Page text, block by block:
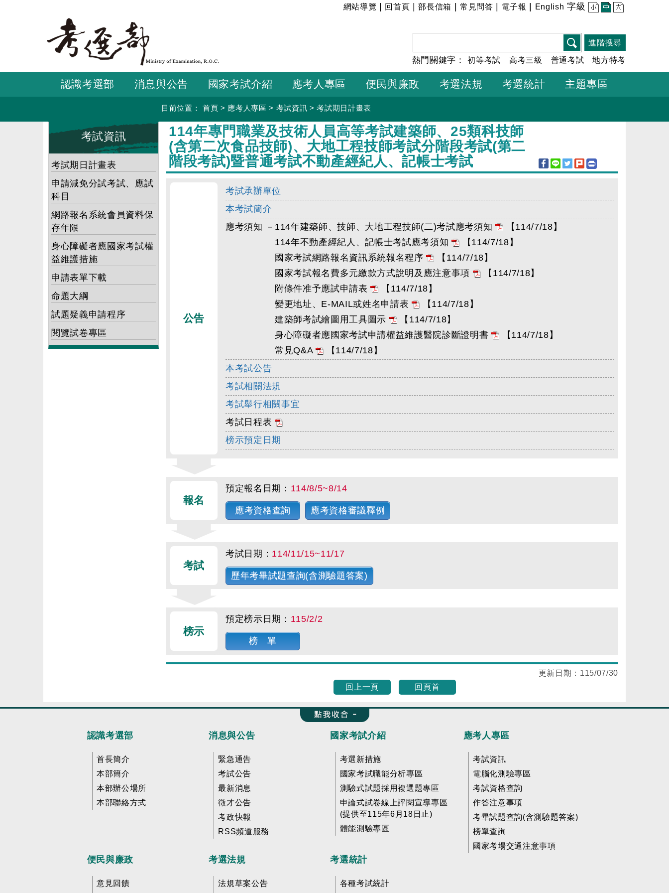
要
容
:::
網站導覽 回首頁 |部長信箱 常見問答 電子報 English 字級 小 中 大
進階搜尋
熱門關鍵字：初等考試 高考三級 普通考試 地方特考
認識考選部 消息與公告 國家考試介紹 應考人專區 便民與廉政 考選法規 考選統計 主題專區
目前位置： 首頁 > 應考人專區 > 考試資訊 >考試期日計畫表
考試資訊
考試期日計畫表
申請減免分試考試、應試
科目
網路報名系統會員資料保
存年限
身心障礙者應國家考試權
益維護措施
申請表單下載
命題大綱
試題疑義申請程序
閱覽試卷專區
:::
114年專門職業及技術人員高等考試建築師、25類科技師
(含第二次食品技師)、大地工程技師考試分階段考試(第二
階段考試)暨普通考試不動產經紀人、記帳士考試
公告
考試承辦單位
本考試簡介
應考須知 － 114年建築師、技師、大地工程技師(二)考試應考須知
【114/7/18】
114年不動產經紀人、記帳士考試應考須知
【114/7/18】
國家考試網路報名資訊系統報名程序
【114/7/18】
國家考試報名費多元繳款方式說明及應注意事項
【114/7/18】
附條件准予應試申請表
【114/7/18】
變更地址、E-MAIL或姓名申請表
【114/7/18】
建築師考試繪圖用工具圖示
【114/7/18】
身心障礙者應國家考試申請權益維護醫院診斷證明書
【114/7/18】
常見Q&A
【114/7/18】
本考試公告
考試相關法規
考試舉行相關事宜
考試日程表
榜示預定日期
報名
預定報名日期： 114/8/5~8/14
應考資格查詢 應考資格審議釋例
考試
考試日期： 114/11/15~11/17
歷年考畢試題查詢(含測驗題答案)
榜示
預定榜示日期： 115/2/2
榜 單
更新日期： 115/07/30
回上一頁
回頁首
收合 FatFooter
認識考選部
首長簡介
本部簡介
本部辦公場所
本部聯絡方式
消息與公告
緊急通告
考試公告
最新消息
徵才公告
考政快報
RSS頻道服務
國家考試介紹
考選新措施
國家考試職能分析專區
測驗式試題採用複選題專區
申論式試卷線上評閱宣導專區
(提供至115年6月18日止)
體能測驗專區
應考人專區
考試資訊
電腦化測驗專區
考試資格查詢
作答注意事項
考畢試題查詢(含測驗題答案)
榜單查詢
國家考場交通注意事項
便民與廉政
意見回饋
考選法規
法規草案公告
考選統計
各種考試統計